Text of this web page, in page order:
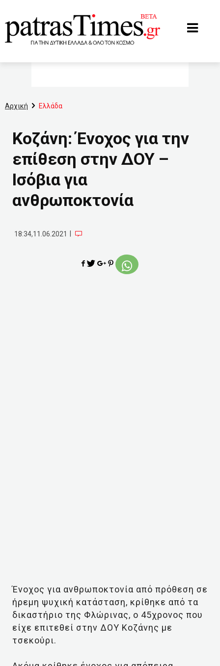
Αρχική Ελλάδα
Κοζάνη: Ένοχος για την
επίθεση στην ΔΟΥ –
Ισόβια για
ανθρωποκτονία
18:34,11.06.2021
Ένοχος για ανθρωποκτονία από πρόθεση σε
ήρεμη ψυχική κατάσταση, κρίθηκε από τα
δικαστήριο της Φλώρινας, ο 45χρονος που
είχε επιτεθεί στην ΔΟΥ Κοζάνης με
τσεκούρι.